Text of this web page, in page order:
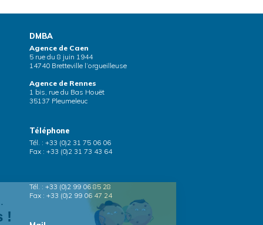
DMBA
Agence de Caen
5 rue du 8 juin 1944
14740 Bretteville l’orgueilleuse
Agence de Rennes
1 bis, rue du Bas Houët
35137 Pleumeleuc
Téléphone
Tél. : +33 (0)2 31 75 06 06
Fax : +33 (0)2 31 73 43 64
Tél. : +33 (0)2 99 06 85 28
Fax : +33 (0)2 99 06 47 24